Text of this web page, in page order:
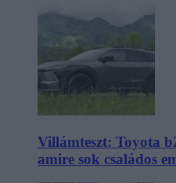
Villámteszt: Toyota
amire sok családos